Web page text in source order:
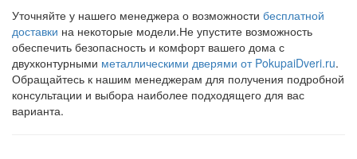
Уточняйте у нашего менеджера о возможности бесплатной
доставки на некоторые модели.Не упустите возможность
обеспечить безопасность и комфорт вашего дома с
двухконтурными металлическими дверями от PokupaiDveri.ru.
Обращайтесь к нашим менеджерам для получения подробной
консультации и выбора наиболее подходящего для вас
варианта.